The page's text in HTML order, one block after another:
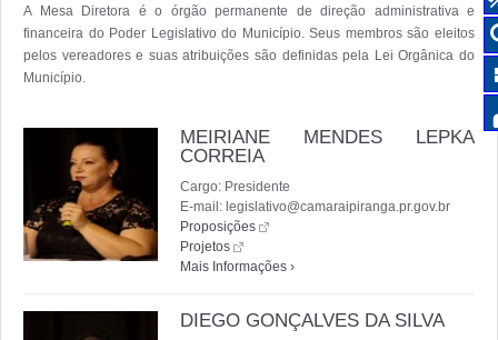
A Mesa Diretora é o órgão permanente de direção administrativa e
financeira do Poder Legislativo do Município. Seus membros são eleitos
pelos vereadores e suas atribuições são definidas pela Lei Orgânica do
Município.
MEIRIANE MENDES LEPKA
CORREIA
Cargo: Presidente
E-mail: legislativo@camaraipiranga.pr.gov.br
Proposições
Projetos
Mais Informações ›
DIEGO GONÇALVES DA SILVA